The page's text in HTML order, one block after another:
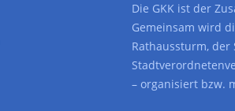
Die GKK ist der
Gemeinsam wird
Rathaussturm, der
– organisiert bzw.